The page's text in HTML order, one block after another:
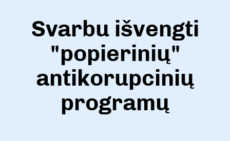
Svarbu išvengti
"popierinių"
antikorupcinių
programų